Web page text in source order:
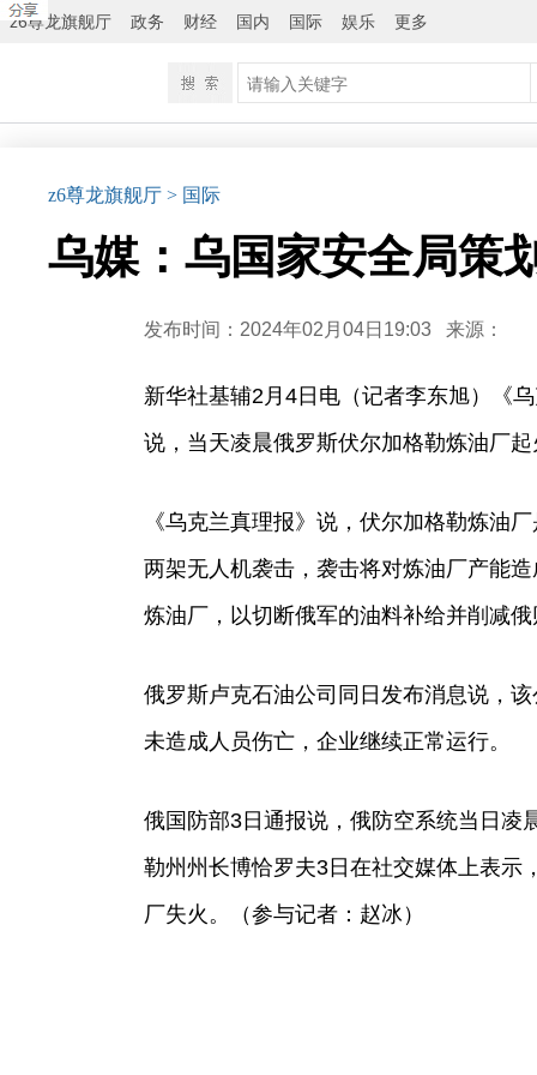
z6尊龙旗舰厅 政务 财经 国内 国际 娱乐 更多
z6尊龙旗舰厅 > 国际
乌媒：乌国家安全局策
发布时间：2024年02月04日19:03 来源：
新华社基辅2月4日电（记者李东旭）《
说，当天凌晨俄罗斯伏尔加格勒炼油厂
《乌克兰真理报》说，伏尔加格勒炼油
两架无人机袭击，袭击将对炼油厂产能
炼油厂，以切断俄军的油料补给并削减
俄罗斯卢克石油公司同日发布消息说，
未造成人员伤亡，企业继续正常运行。
俄国防部3日通报说，俄防空系统当日凌
勒州州长博恰罗夫3日在社交媒体上表示
厂失火。（参与记者：赵冰）